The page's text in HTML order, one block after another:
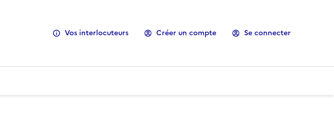
Vos interlocuteurs Créer un compte Se connecter